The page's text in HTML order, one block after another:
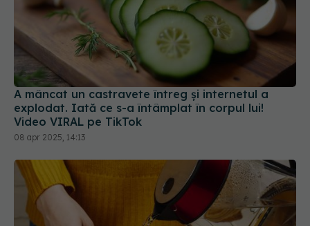
A mâncat un castravete întreg și internetul a
explodat. Iată ce s-a întâmplat în corpul lui!
Video VIRAL pe TikTok
08 apr 2025, 14:13